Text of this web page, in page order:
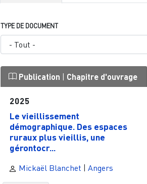
TYPE DE DOCUMENT
Publication | Chapitre d'ouvrage
2025
Le vieillissement
démographique. Des espaces
ruraux plus vieillis, une
gérontocr...
Mickaël Blanchet |Angers